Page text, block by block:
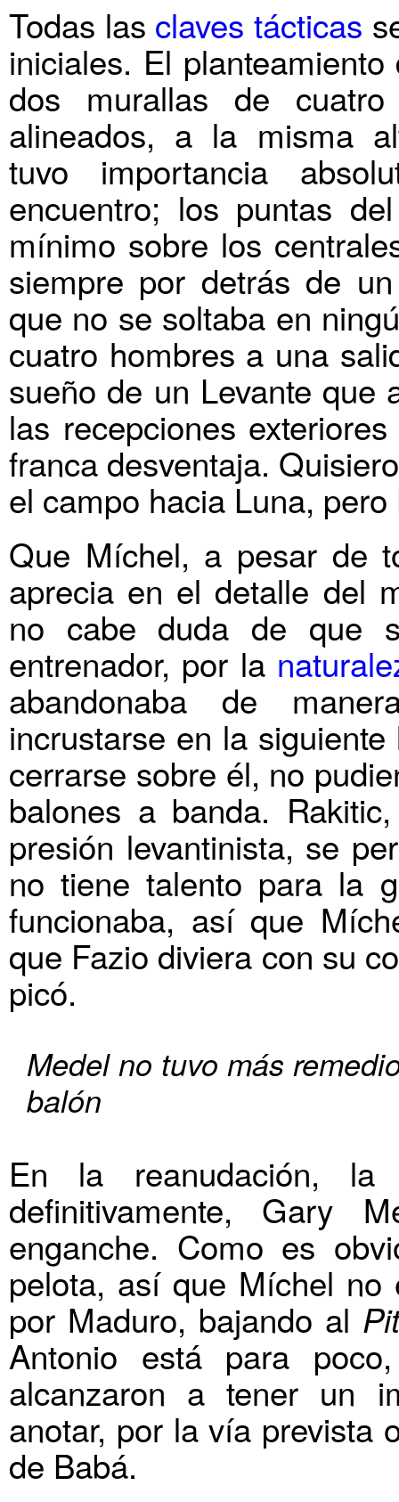
Todas las claves tácticas
iniciales. El
dos murallas de
alineados, a la misma
tuvo importancia
encuentro; los puntas
mínimo sobre los
siempre por detrás de
que no se soltaba en
cuatro hombres a una
sueño de un Levante que
las recepciones
franca desventaja.
el campo hacia Luna,
Que Míchel, a pesar de
aprecia en el detalle del
no cabe duda de que
entrenador, por la
abandonaba de
incrustarse en la
cerrarse sobre él, no
balones a banda.
presión levantinista, se
no tiene talento para la
funcionaba, así que
que Fazio diviera con su
picó.
Medel no tuvo más
balón
En la reanudación,
definitivamente, Gary
enganche. Como es
pelota, así que Míchel
por Maduro, bajando al
Antonio está para
alcanzaron a tener un
anotar, por la vía prevista
de Babá.